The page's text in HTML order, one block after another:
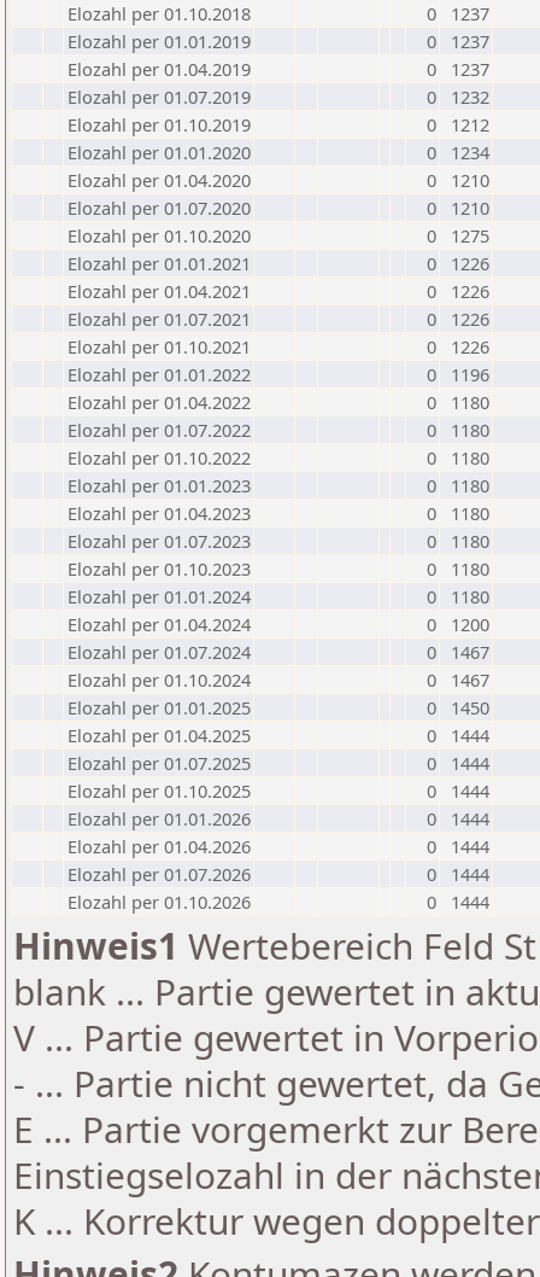
Elozahl per 01.10.2018
0
1237
Elozahl per 01.01.2019
0
1237
Elozahl per 01.04.2019
0
1237
Elozahl per 01.07.2019
0
1232
Elozahl per 01.10.2019
0
1212
Elozahl per 01.01.2020
0
1234
Elozahl per 01.04.2020
0
1210
Elozahl per 01.07.2020
0
1210
Elozahl per 01.10.2020
0
1275
Elozahl per 01.01.2021
0
1226
Elozahl per 01.04.2021
0
1226
Elozahl per 01.07.2021
0
1226
Elozahl per 01.10.2021
0
1226
Elozahl per 01.01.2022
0
1196
Elozahl per 01.04.2022
0
1180
Elozahl per 01.07.2022
0
1180
Elozahl per 01.10.2022
0
1180
Elozahl per 01.01.2023
0
1180
Elozahl per 01.04.2023
0
1180
Elozahl per 01.07.2023
0
1180
Elozahl per 01.10.2023
0
1180
Elozahl per 01.01.2024
0
1180
Elozahl per 01.04.2024
0
1200
Elozahl per 01.07.2024
0
1467
Elozahl per 01.10.2024
0
1467
Elozahl per 01.01.2025
0
1450
Elozahl per 01.04.2025
0
1444
Elozahl per 01.07.2025
0
1444
Elozahl per 01.10.2025
0
1444
Elozahl per 01.01.2026
0
1444
Elozahl per 01.04.2026
0
1444
Elozahl per 01.07.2026
0
1444
Elozahl per 01.10.2026
0 1444
Hinweis1 Wertebereich Feld
blank ... Partie gewertet in
V ... Partie gewertet in
- ... Partie nicht gewertet, da
E ... Partie vorgemerkt zur
Einstiegselozahl in der
K ... Korrektur wegen